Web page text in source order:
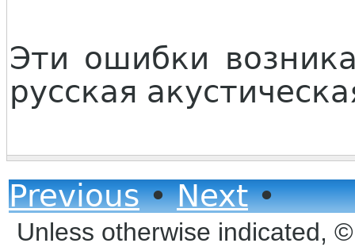
Эти ошибки
русская
Previous•Next•
Unless otherwise indicated,